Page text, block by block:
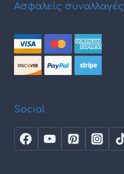
Ασφαλείς συναλλαγές
Social